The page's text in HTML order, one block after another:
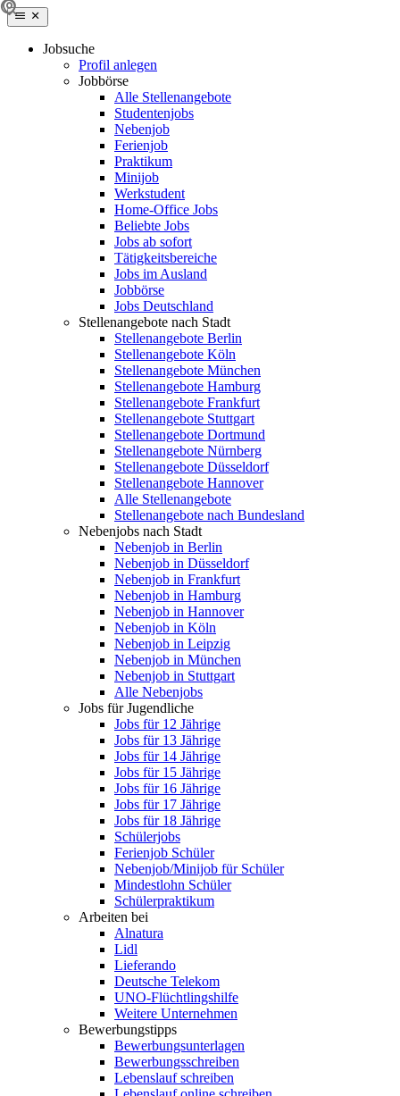
Jobsuche
Profil anlegen
Jobbörse
Alle Stellenangebote
Studentenjobs
Nebenjob
Ferienjob
Praktikum
Minijob
Werkstudent
Home-Office Jobs
Beliebte Jobs
Jobs ab sofort
Tätigkeitsbereiche
Jobs im Ausland
Jobbörse
Jobs Deutschland
Stellenangebote nach Stadt
Stellenangebote Berlin
Stellenangebote Köln
Stellenangebote München
Stellenangebote Hamburg
Stellenangebote Frankfurt
Stellenangebote Stuttgart
Stellenangebote Dortmund
Stellenangebote Nürnberg
Stellenangebote Düsseldorf
Stellenangebote Hannover
Alle Stellenangebote
Stellenangebote nach Bundesland
Nebenjobs nach Stadt
Nebenjob in Berlin
Nebenjob in Düsseldorf
Nebenjob in Frankfurt
Nebenjob in Hamburg
Nebenjob in Hannover
Nebenjob in Köln
Nebenjob in Leipzig
Nebenjob in München
Nebenjob in Stuttgart
Alle Nebenjobs
Jobs für Jugendliche
Jobs für 12 Jährige
Jobs für 13 Jährige
Jobs für 14 Jährige
Jobs für 15 Jährige
Jobs für 16 Jährige
Jobs für 17 Jährige
Jobs für 18 Jährige
Schülerjobs
Ferienjob Schüler
Nebenjob/Minijob für Schüler
Mindestlohn Schüler
Schülerpraktikum
Arbeiten bei
Alnatura
Lidl
Lieferando
Deutsche Telekom
UNO-Flüchtlingshilfe
Weitere Unternehmen
Bewerbungstipps
Bewerbungsunterlagen
Bewerbungsschreiben
Lebenslauf schreiben